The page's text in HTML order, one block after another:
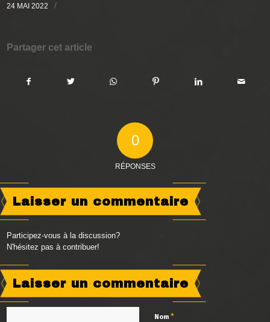
24 MAI 2022 /
Partager cet article
0
RÉPONSES
Laisser un commentaire
Participez-vous à la discussion?
N'hésitez pas à contribuer!
Laisser un commentaire
Nom*